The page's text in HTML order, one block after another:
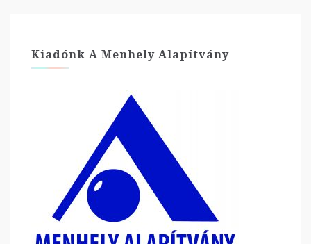
Kiadónk A Menhely Alapítvány